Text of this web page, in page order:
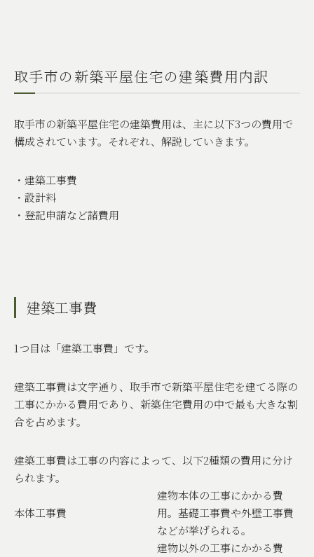
取手市の新築平屋住宅の建築費用内訳
取手市の新築平屋住宅の建築費用は、主に以下3つの費用で
構成されています。それぞれ、解説していきます。
・建築工事費
・設計料
・登記申請など諸費用
建築工事費
1つ目は「建築工事費」です。
建築工事費は文字通り、取手市で新築平屋住宅を建てる際の
工事にかかる費用であり、新築住宅費用の中で最も大きな割
合を占めます。
建築工事費は工事の内容によって、以下2種類の費用に分け
られます。
本体工事費
建物本体の工事にかかる費
用。基礎工事費や外壁工事費
などが挙げられる。
建物以外の工事にかかる費